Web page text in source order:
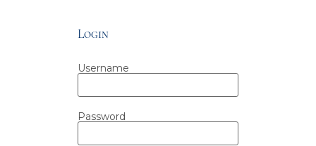
Login
Username
Password